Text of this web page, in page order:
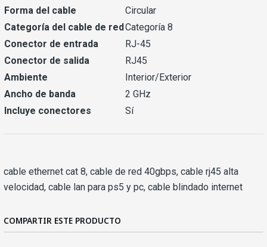
Forma del cable
Circular
Categoría del cable de red Categoría 8
Conector de entrada
RJ-45
Conector de salida
RJ45
Ambiente
Interior/Exterior
Ancho de banda
2 GHz
Incluye conectores
Sí
cable ethernet cat 8, cable de red 40gbps, cable rj45 alta
velocidad, cable lan para ps5 y pc, cable blindado internet
COMPARTIR ESTE PRODUCTO